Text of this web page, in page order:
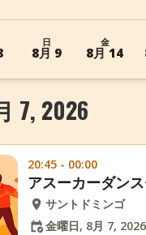
日
8月 9
金
8月 14
7, 2026
20:45 - 00:00
アスーカーダン
サントドミンゴ
金曜日, 8月 7, 2026